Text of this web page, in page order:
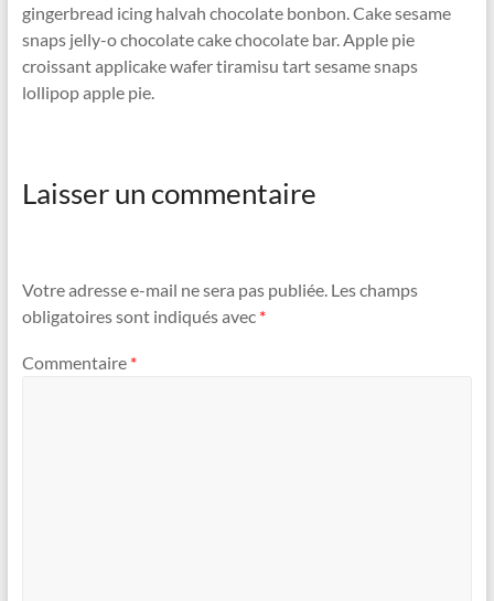
gingerbread icing halvah chocolate bonbon. Cake sesame
snaps jelly-o chocolate cake chocolate bar. Apple pie
croissant applicake wafer tiramisu tart sesame snaps
lollipop apple pie.
Laisser un commentaire
Votre adresse e-mail ne sera pas publiée. Les champs
obligatoires sont indiqués avec *
Commentaire *